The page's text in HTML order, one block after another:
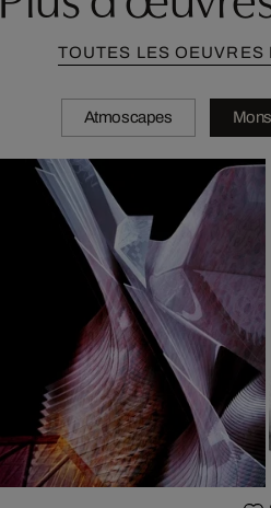
TOUTES LES OEUVRES
Atmoscapes